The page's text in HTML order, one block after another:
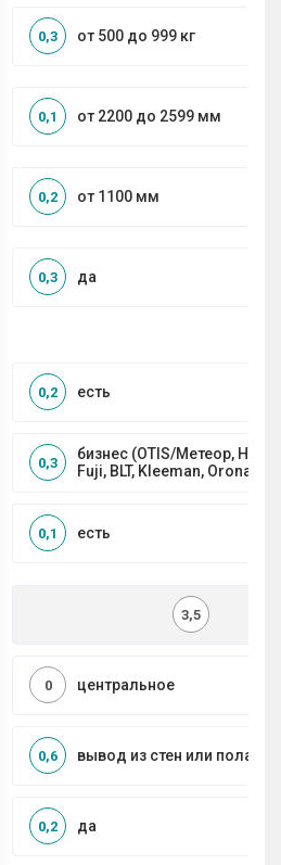
от 500 до 999 кг
0,3
от 2200 до 2599 мм
0,1
от 1100 мм
0,2
да
0,3
есть
0,2
бизнес (OTIS/Метеор,
Fuji, BLT, Kleeman, Orona)
0,3
есть
0,1
3,5
центральное
0
вывод из стен или пола
0,6
да
0,2